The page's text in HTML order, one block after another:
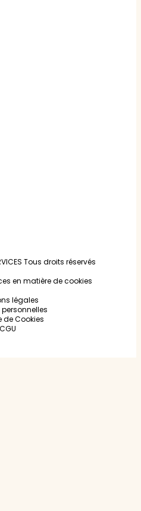
Tous droits réservés
en matière de cookies
légales
de Cookies
CGU